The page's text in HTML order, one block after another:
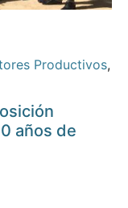
Productivos,
años de